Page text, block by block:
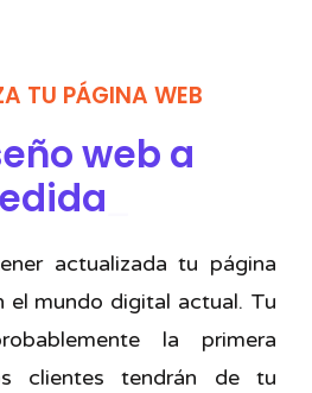
TU PÁGINA WEB
web a
actualizada tu página
el mundo digital actual. Tu
la primera
clientes tendrán de tu